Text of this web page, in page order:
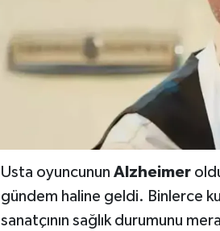
Usta oyuncunun Alzheimer
gündem haline geldi. Binlerce
sanatçının sağlık durumunu